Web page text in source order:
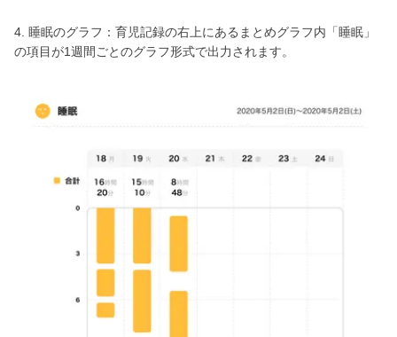
4. 睡眠のグラフ：育児記録の右上にあるまとめグラフ内「睡眠」
の項目が1週間ごとのグラフ形式で出力されます。